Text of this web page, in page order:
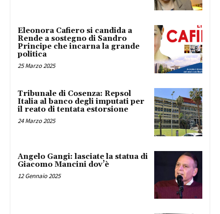
Eleonora Cafiero si candida a
Rende a sostegno di Sandro
Principe che incarna la grande
politica
25 Marzo 2025
Tribunale di Cosenza: Repsol
Italia al banco degli imputati per
il reato di tentata estorsione
24 Marzo 2025
Angelo Gangi: lasciate la statua di
Giacomo Mancini dov’è
12 Gennaio 2025